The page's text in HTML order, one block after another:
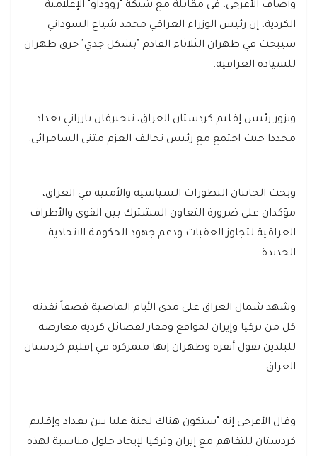
وأضاف الأعرجي، في مقابلة مع شبكة "رووداو" الإعلامية
الكردية، إن رئيس الوزراء العراقي محمد شياع السوداني
سيبحث في طهران الثلاثاء القادم "بشكل جدي" خرق طهران
للسيادة العراقية.
ويزور رئيس إقليم كردستان العراق، نيجيرفان بارزاني بغداد
مجددا حيث اجتمع مع رئيس تحالف العزم مثنى السامرائي.
وبحث الجانبان التطورات السياسية والأمنية في العراق،
مؤكدان على ضرورة التعاون المشترك بين القوى والأطراف
العراقية لتجاوز العقبات ودعم جهود الحكومة الاتحادية
الجديدة.
وشهد شمال العراق على مدى الأيام الماضية قصفاً نفذته
كل من تركيا وإيران لمواقع ومقار لفصائل كردية معارضة
للبلدين تقول أنقرة وطهران إنها متمركزة في إقليم كردستان
العراق.
وقال الأعرجي إنه "ستكون هناك لجنة عليا بين بغداد وإقليم
كردستان للتفاهم مع إيران وتركيا لإيجاد حلول مناسبة لهذه